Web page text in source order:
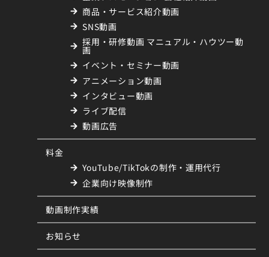
商品・サービス紹介動画
SNS動画
採用・研修動画 マニュアル・ハウツー動
画
イベント・セミナー動画
アニメーション動画
インタビュー動画
ライブ配信
動画広告
料金
YouTube/TikTokの制作・運用代行
企業向け映像制作
動画制作実績
お知らせ